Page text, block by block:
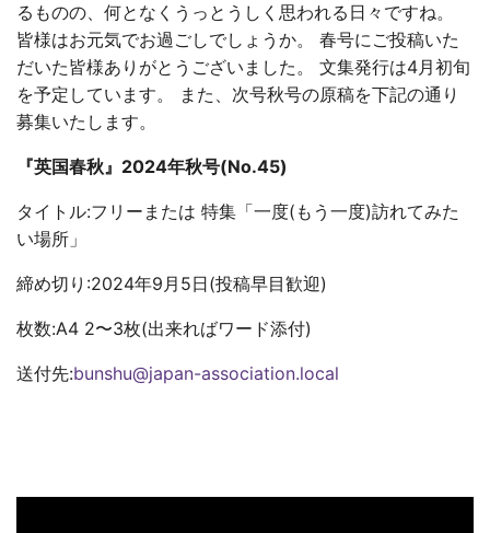
るものの、何となくうっとうしく思われる日々ですね。
皆様はお元気でお過ごしでしょうか。 春号にご投稿いた
だいた皆様ありがとうございました。 文集発行は4月初旬
を予定しています。 また、次号秋号の原稿を下記の通り
募集いたします。
『英国春秋』2024年秋号(No.45)
タイトル:フリーまたは 特集「一度(もう一度)訪れてみた
い場所」
締め切り:2024年9月5日(投稿早目歓迎)
枚数:A4 2〜3枚(出来ればワード添付)
送付先:bunshu@japan-association.local